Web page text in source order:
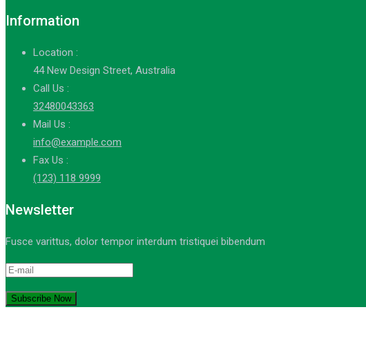
Information
Location :
44 New Design Street, Australia
Call Us :
32480043363
Mail Us :
info@example.com
Fax Us :
(123) 118 9999
Newsletter
Fusce varittus, dolor tempor interdum tristiquei bibendum